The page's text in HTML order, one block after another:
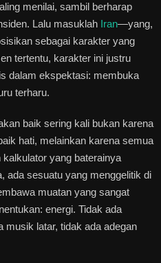
menilai, sambil berharap
Lalu masuklah Iran—yang,
sebagai karakter yang
tertentu, karakter ini justru
dalam ekspektasi: membuka
terharu.
baik sering kali bukan karena
hati, melainkan karena semua
yang baterainya
ada sesuatu yang menggelitik di
muatan yang sangat
energi. Tidak ada
musik latar, tidak ada adegan